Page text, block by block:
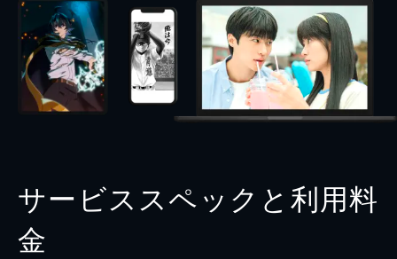
サービススペックと利用料
金